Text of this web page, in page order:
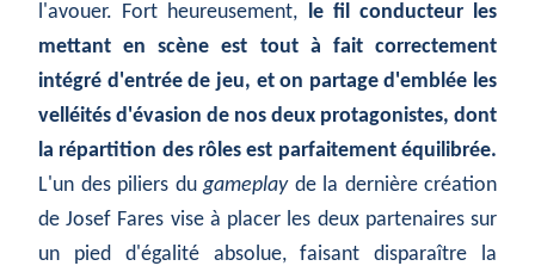
l'avouer. Fort heureusement, le fil conducteur les
mettant en scène est tout à fait correctement
intégré d'entrée de jeu, et on partage d'emblée les
velléités d'évasion de nos deux protagonistes, dont
la répartition des rôles est parfaitement équilibrée.
L'un des piliers dugameplayde la dernière création
de Josef Fares vise à placer les deux partenaires sur
un pied d'égalité absolue, faisant disparaître la